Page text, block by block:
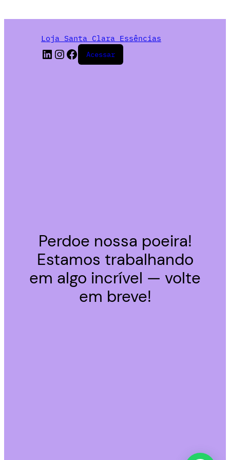
Loja Santa Clara Essências
Acessar
Perdoe nossa poeira!
Estamos trabalhando
em algo incrível — volte
em breve!